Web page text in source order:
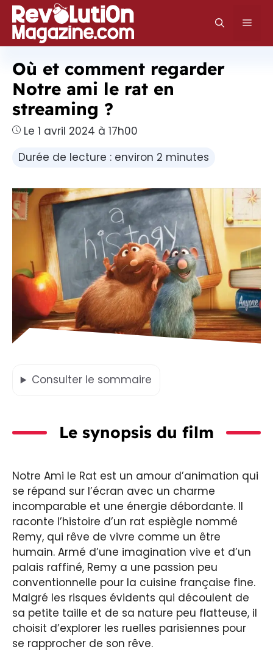
Aller
au
contenu
Où et comment regarder
Notre ami le rat en
streaming ?
Le 1 avril 2024 à 17h00
Durée de lecture : environ 2 minutes
Consulter le sommaire
Le synopsis du film
Notre Ami le Rat est un amour d’animation qui
se répand sur l’écran avec un charme
incomparable et une énergie débordante. Il
raconte l’histoire d’un rat espiègle nommé
Remy, qui rêve de vivre comme un être
humain. Armé d’une imagination vive et d’un
palais raffiné, Remy a une passion peu
conventionnelle pour la cuisine française fine.
Malgré les risques évidents qui découlent de
sa petite taille et de sa nature peu flatteuse, il
choisit d’explorer les ruelles parisiennes pour
se rapprocher de son rêve.